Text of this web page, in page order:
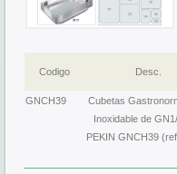
Codigo Desc.
GNCH39
Cubetas
Inoxidable de
PEKIN GNCH39